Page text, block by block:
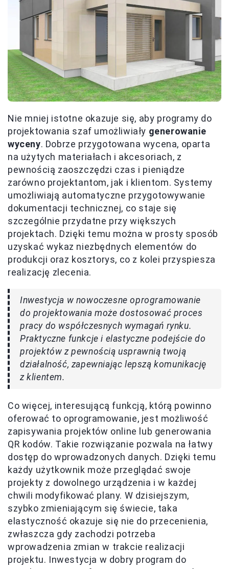
Nie mniej istotne okazuje się, aby programy do
projektowania szaf umożliwiały generowanie
wyceny. Dobrze przygotowana wycena, oparta
na użytych materiałach i akcesoriach, z
pewnością zaoszczędzi czas i pieniądze
zarówno projektantom, jak i klientom. Systemy
umożliwiają automatyczne przygotowywanie
dokumentacji technicznej, co staje się
szczególnie przydatne przy większych
projektach. Dzięki temu można w prosty sposób
uzyskać wykaz niezbędnych elementów do
produkcji oraz kosztorys, co z kolei przyspiesza
realizację zlecenia.
Inwestycja w nowoczesne oprogramowanie
do projektowania może dostosować proces
pracy do współczesnych wymagań rynku.
Praktyczne funkcje i elastyczne podejście do
projektów z pewnością usprawnią twoją
działalność, zapewniając lepszą komunikację
z klientem.
Co więcej, interesującą funkcją, którą powinno
oferować to oprogramowanie, jest możliwość
zapisywania projektów online lub generowania
QR kodów. Takie rozwiązanie pozwala na łatwy
dostęp do wprowadzonych danych. Dzięki temu
każdy użytkownik może przeglądać swoje
projekty z dowolnego urządzenia i w każdej
chwili modyfikować plany. W dzisiejszym,
szybko zmieniającym się świecie, taka
elastyczność okazuje się nie do przecenienia,
zwłaszcza gdy zachodzi potrzeba
wprowadzenia zmian w trakcie realizacji
projektu. Inwestycja w dobry program do